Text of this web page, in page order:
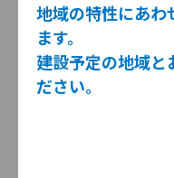
地域の特性にあわ
ます。
建設予定の地域と
ださい。
塗り壁や櫛引柄をはじめ
中心に、アクセント使い
す。